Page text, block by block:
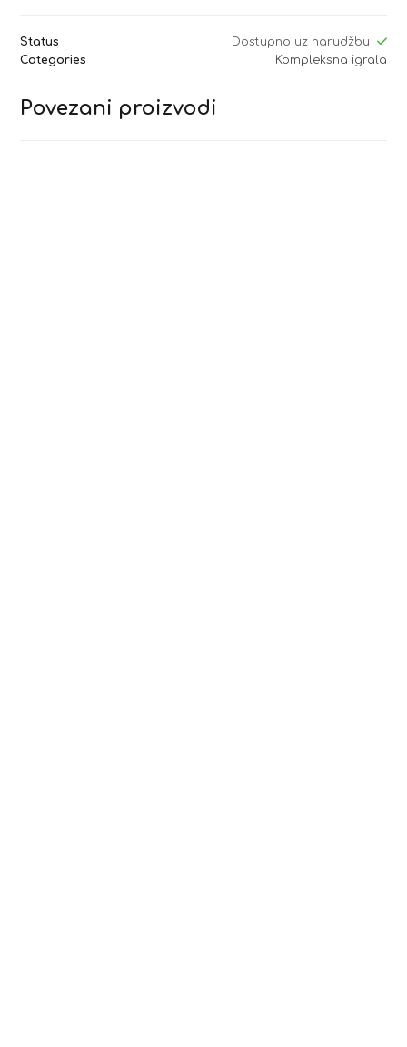
Status
Dostupno uz narudžbu
Categories
Kompleksna igrala
Povezani proizvodi